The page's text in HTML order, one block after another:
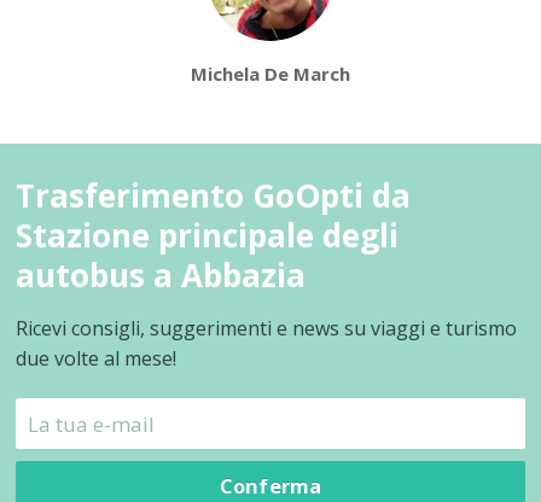
Michela De March
Trasferimento GoOpti da
Stazione principale degli
autobus a Abbazia
Ricevi consigli, suggerimenti e news su viaggi e turismo
due volte al mese!
Conferma